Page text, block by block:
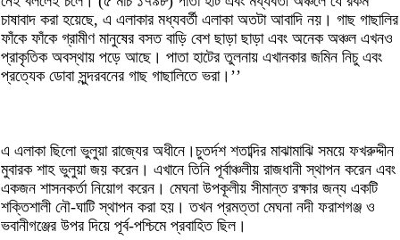
চাষাবাদ করা হয়েছে, এ এলাকার মধ্যবর্তী এলাকা অতটা আবাদি নয়। গাছ গাছালির
ফাঁকে ফাঁকে গ্রামীণ মানুষের বসত বাড়ি বেশ ছাড়া ছাড়া এবং অনেক অঞ্চল এখনও
প্রাকৃতিক অবস্থায় পড়ে আছে। পাতা হাটের তুলনায় এখানকার জমিন নিচু এবং
প্রত্যেক ডোবা সুন্দরবনের গাছ গাছালিতে ভরা।’’
এ এলাকা ছিলো ভুলুয়া রাজ্যের অধীনে।চুতর্দশ শতাব্দির মাঝামাঝি সময়ে ফখরুদ্দীন
মুবারক শাহ ভুলুয়া জয় করেন। এখানে তিনি পূর্বাঞ্চলীয় রাজধানী স্থাপন করেন এবং
একজন শাসনকর্তা নিয়োগ করেন। মেঘনা উপকূলীয় সীমান্ত রক্ষার জন্য একটি
শক্তিশালী নৌ-ঘাটি স্থাপন করা হয়। তখন প্রমত্তা মেঘনা নদী ফরাশগঞ্জ ও
ভবানীগঞ্জের উপর দিয়ে পূর্ব-পশ্চিমে প্রবাহিত ছিল।